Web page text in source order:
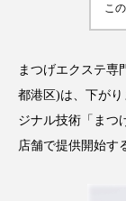
TAG LIST
こ
まつげエクステ専
都港区)は、下が
ジナル技術「まつ
店舗で提供開始す